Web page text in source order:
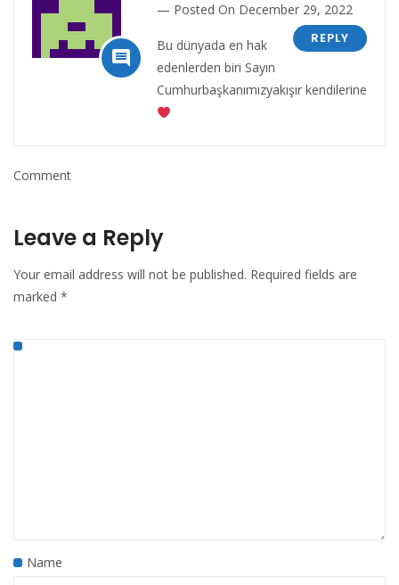

Posted On December 29, 2022
REPLY
Bu dünyada en hak
edenlerden biri Sayın
Cumhurbaşkanımızyakışır kendilerine
Comment
Leave a Reply
Your email address will not be published. Required fields are
marked *
Name